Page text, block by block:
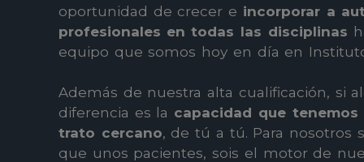
oportunidad de crecer e incorporar a
profesionales en todas las disciplinas
equipo que somos hoy en día en
Además de nuestra alta cualificación, si
diferencia es la capacidad que
trato cercano, de tú a tú. Para nosotros
que unos pacientes, sois el motor de